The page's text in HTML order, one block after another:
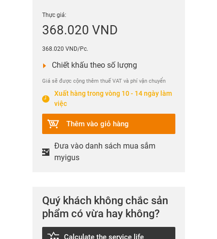
Thực giá:
368.020 VND
368.020 VND/Pc.
Chiết khấu theo số lượng
Giá sẽ được cộng thêm thuế VAT và phí vận chuyển
Xuất hàng trong vòng 10 - 14 ngày làm
việc
Thêm vào giỏ hàng
Đưa vào danh sách mua sắm
myigus
Quý khách không chắc sản
phẩm có vừa hay không?
Calculate the service life